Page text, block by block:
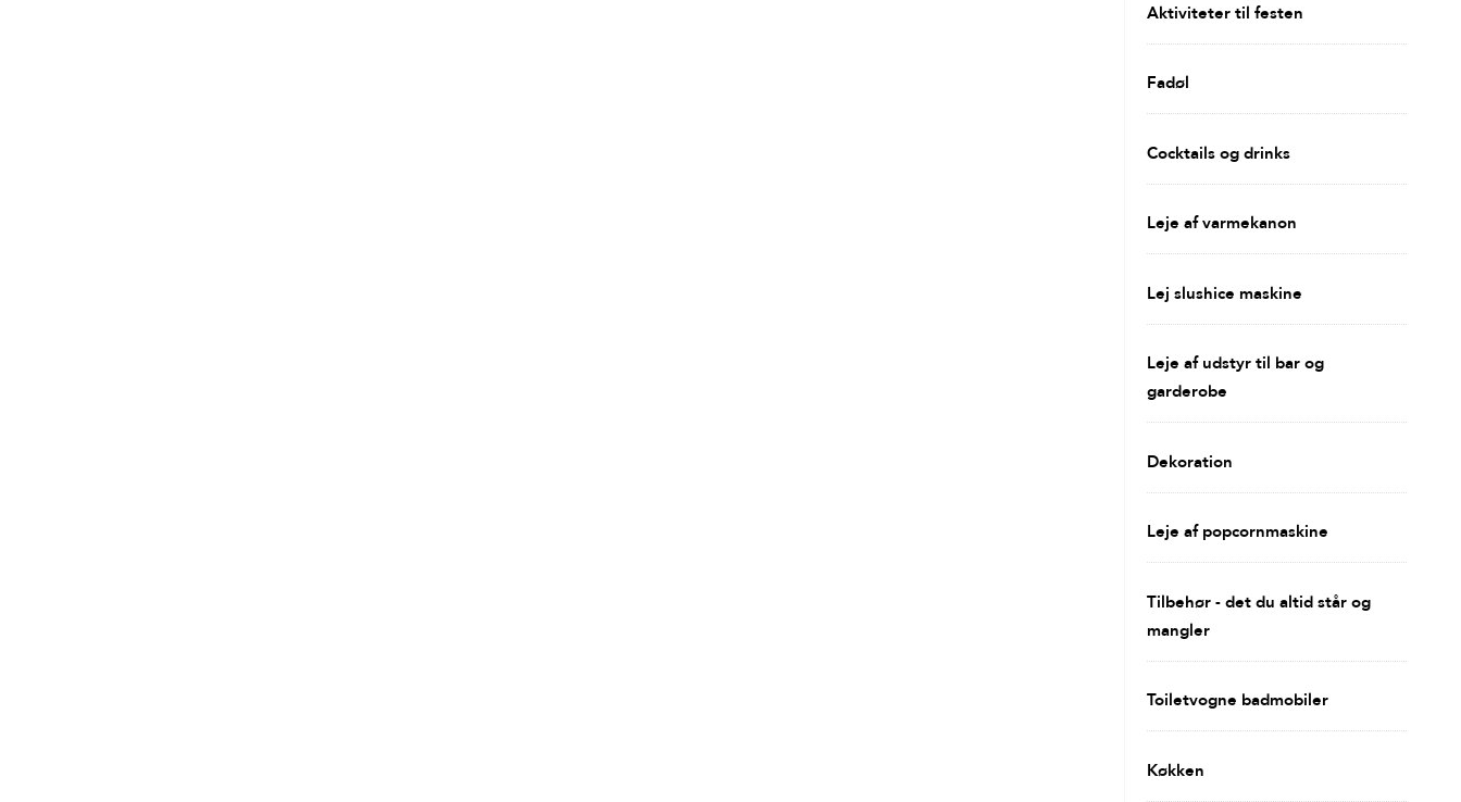
Aktiviteter til festen
Fadøl
Cocktails og drinks
Leje af varmekanon
Lej slushice maskine
Leje af udstyr til bar og
garderobe
Dekoration
Leje af popcornmaskine
Tilbehør - det du altid står og
mangler
Toiletvogne badmobiler
Køkken